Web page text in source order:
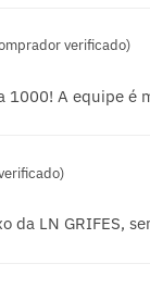
verificado)
1000! A equipe é
da LN GRIFES,